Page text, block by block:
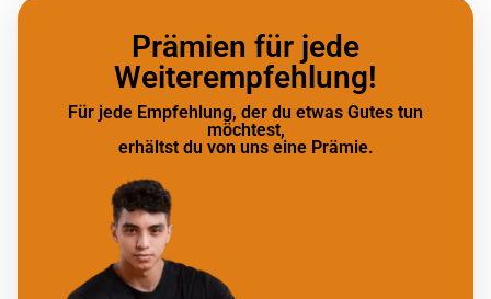
Prämien für jede
Weiterempfehlung!
Für jede Empfehlung, der du etwas Gutes tun
möchtest,
erhältst du von uns eine Prämie.